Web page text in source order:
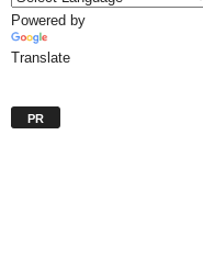
Powered by
Translate
PR